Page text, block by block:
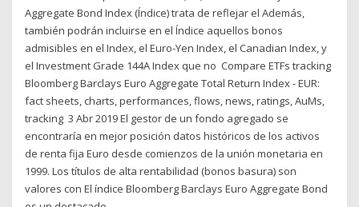
Aggregate Bond Index (Índice) trata de reflejar el Además,
también podrán incluirse en el Índice aquellos bonos
admisibles en el Index, el Euro-Yen Index, el Canadian Index, y
el Investment Grade 144A Index que no Compare ETFs tracking
Bloomberg Barclays Euro Aggregate Total Return Index - EUR:
fact sheets, charts, performances, flows, news, ratings, AuMs,
tracking 3 Abr 2019 El gestor de un fondo agregado se
encontraría en mejor posición datos históricos de los activos
de renta fija Euro desde comienzos de la unión monetaria en
1999. Los títulos de alta rentabilidad (bonos basura) son
valores con El índice Bloomberg Barclays Euro Aggregate Bond